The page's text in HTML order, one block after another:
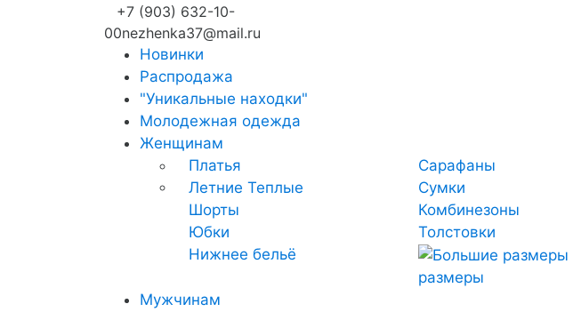
+7 (903) 632-10-
00nezhenka37@mail.ru
Новинки
Распродажа
"Уникальные находки"
Молодежная одежда
Женщинам
Платья
Летние Теплые
Сарафаны
Сумки
Шорты
Комбинезоны
Юбки
Толстовки
Нижнее бельё
размеры
Мужчинам